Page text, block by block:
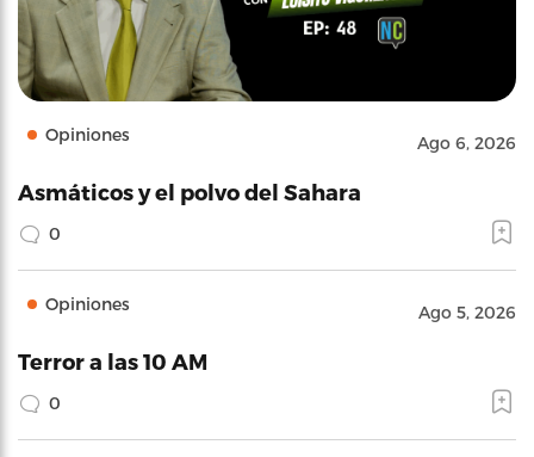
Opiniones Ago 6, 2026
Asmáticos y el polvo del Sahara
0
Opiniones Ago 5, 2026
Terror a las 10 AM
0